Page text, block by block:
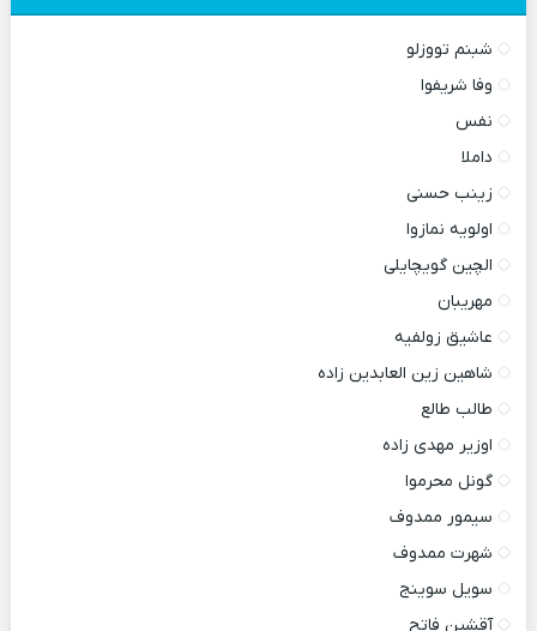
شبنم تووزلو
وفا شریفوا
نفس
داملا
زینب حسنی
اولویه نمازوا
الچین گویچایلی
مهریبان
عاشیق زولفیه
شاهین زین العابدین زاده
طالب طالع
اوزیر مهدی زاده
گونل محرموا
سیمور ممدوف
شهرت ممدوف
سویل سوینج
آقشین فاتح